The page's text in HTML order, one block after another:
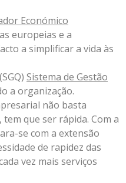
Económico
europeias e a
a simplificar a vida às
Sistema de Gestão
a organização.
não basta
que ser rápida. Com a
se com a extensão
de rapidez das
vez mais serviços